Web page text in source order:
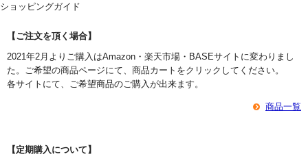
ショッピングガイド
【ご注文を頂く場合】
2021年2月よりご購入はAmazon・楽天市場・BASEサイトに変わりまし
た。ご希望の商品ページにて、商品カートをクリックしてください。
各サイトにて、ご希望商品のご購入が出来ます。
商品一覧
【定期購入について】